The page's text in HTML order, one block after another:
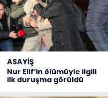
ASAYİŞ
Nur Elif’in ölümüyle ilgili
ilk duruşma görüldü